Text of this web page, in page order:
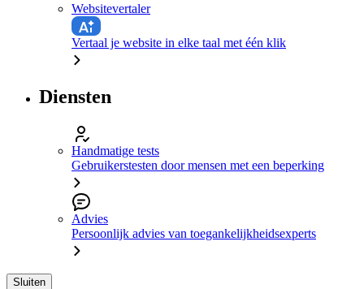
Websitevertaler
Vertaal je website in elke taal met één klik
Diensten
Handmatige tests
Gebruikerstesten door mensen met een beperking
Advies
Persoonlijk advies van toegankelijkheidsexperts
Sluiten